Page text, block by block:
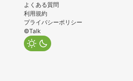
よくある質問
利用規約
プライバシーポリシー
©Talk